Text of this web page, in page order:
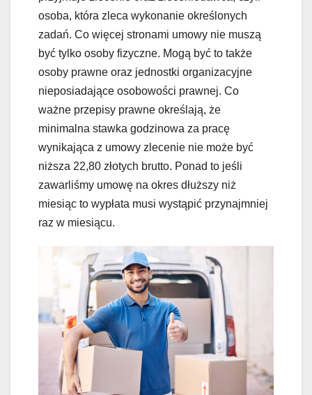
osoba, która zleca wykonanie określonych
zadań. Co więcej stronami umowy nie muszą
być tylko osoby fizyczne. Mogą być to także
osoby prawne oraz jednostki organizacyjne
nieposiadające osobowości prawnej. Co
ważne przepisy prawne określają, że
minimalna stawka godzinowa za pracę
wynikająca z umowy zlecenie nie może być
niższa 22,80 złotych brutto. Ponad to jeśli
zawarliśmy umowę na okres dłuższy niż
miesiąc to wypłata musi wystąpić przynajmniej
raz w miesiącu.